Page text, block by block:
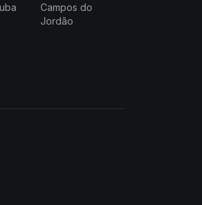
Campos do
Jordão